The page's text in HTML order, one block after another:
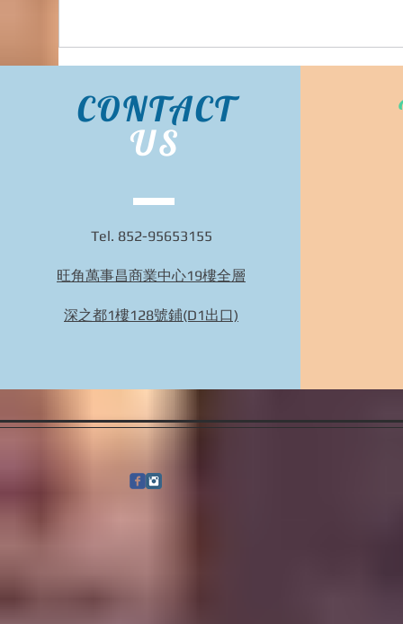
Bidhongkong.com 日本ec-store人氣日本衣服配
件代購 日本各大官網代購代購, 旺角交收,(歡
CONTACT
US
Tel. 852-95653155
旺角萬事昌商業中心19樓全層
深之都1樓128號鋪(D1出口)